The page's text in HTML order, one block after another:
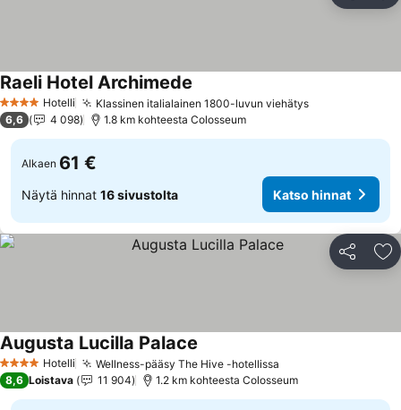
4 Tähtiluokitus
Hotelli Klassinen italialainen 1800-luvun viehätysKatso hinnat
Raeli Hotel Archimede
6,6 4 098 1.8 km kohteesta Colosseum
Alkaen 61 €
Näytä hinnat 16 sivustolta Katso hinnat
Jaa
4 Tähtiluokitus
Hotelli Wellness-pääsy The Hive -hotellissa
Augusta Lucilla Palace
8,6 Loistava 11 904 1.2 km kohteesta Colosseum